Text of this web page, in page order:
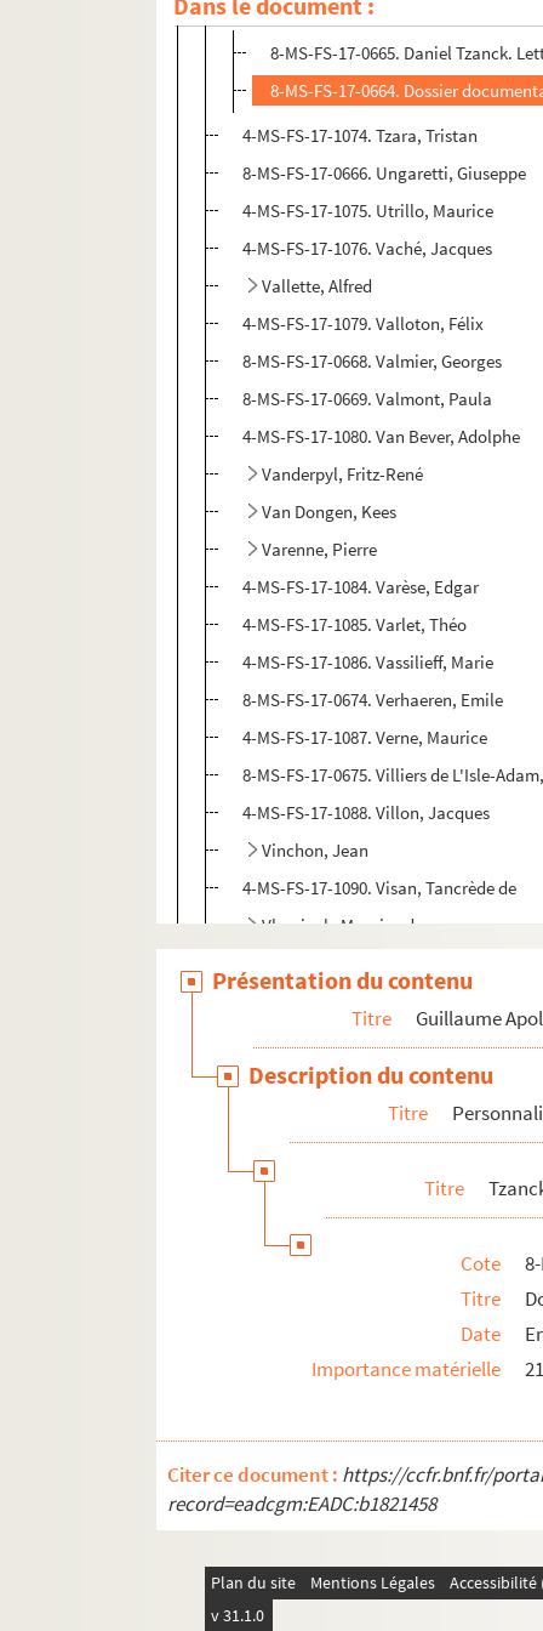
Tzanck, Daniel
8-MS-FS-17-0665. Daniel Tzanck.
8-MS-FS-17-0664. Dossier
4-MS-FS-17-1074. Tzara, Tristan
8-MS-FS-17-0666. Ungaretti, Giuseppe
4-MS-FS-17-1075. Utrillo, Maurice
4-MS-FS-17-1076. Vaché, Jacques
Vallette, Alfred
4-MS-FS-17-1079. Valloton, Félix
8-MS-FS-17-0668. Valmier, Georges
8-MS-FS-17-0669. Valmont, Paula
4-MS-FS-17-1080. Van Bever, Adolphe
Vanderpyl, Fritz-René
Van Dongen, Kees
Varenne, Pierre
4-MS-FS-17-1084. Varèse, Edgar
4-MS-FS-17-1085. Varlet, Théo
4-MS-FS-17-1086. Vassilieff, Marie
8-MS-FS-17-0674. Verhaeren, Emile
4-MS-FS-17-1087. Verne, Maurice
8-MS-FS-17-0675. Villiers de L'Isle-
4-MS-FS-17-1088. Villon, Jacques
Vinchon, Jean
4-MS-FS-17-1090. Visan, Tancrède de
Vlaminck, Maurice de
4-MS-FS-17-1095. Wegener, Gerda
4-MS-FS-17-1096. Weil, Jules
8-MS-FS-17-0678. Werth, Léon
4-MS-FS-17-1228. Whitman, Walt
8-MS-FS-17-0680. Winding, Andréas
4-MS-FS-17-1098. Wyzewa, Théodore de
4-MS-FS-17-1100. Zavie, Emile
Non identifiés
Pierre-Marcel Adéma
Présentation du contenu
Titre Guillaume
Description du contenu
Titre
Titre
Cote
Titre
Date
Importance matérielle
Citer ce document : https://ccfr.bnf.fr/
record=eadcgm:EADC:b1821458
Plan du site Mentions Légales
v 31.1.0